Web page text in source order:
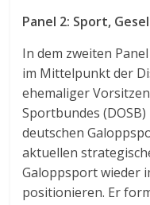
Panel 2: Sport,
In dem zweiten
im Mittelpunkt der
ehemaliger
Sportbundes
deutschen
aktuellen
Galoppsport wieder
positionieren. Er